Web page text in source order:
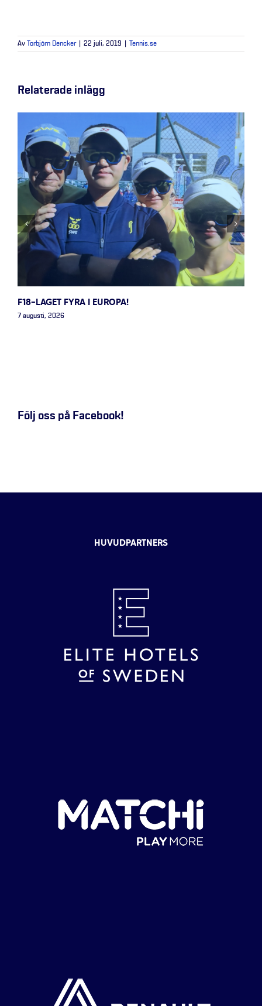
Av Torbjörn Dencker 22 juli, 2019 Tennis.se
Relaterade inlägg
F18-LAGET FYRA I EUROPA!
7 augusti, 2026
Följ oss på Facebook!
HUVUDPARTNERS